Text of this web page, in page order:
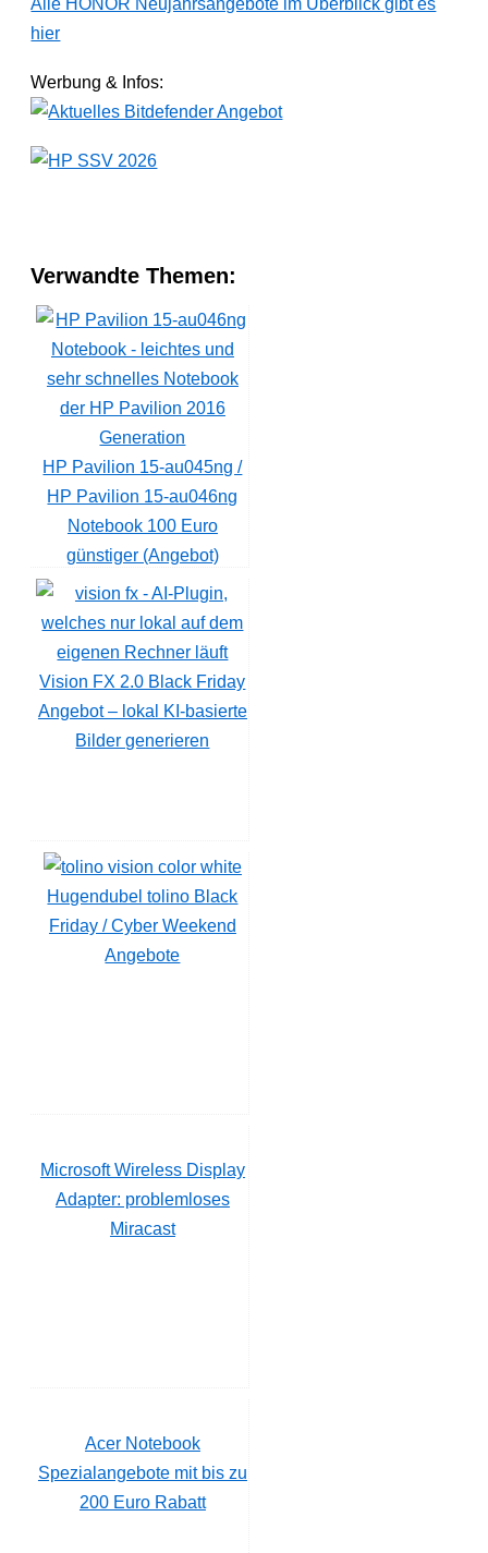
hier
Werbung & Infos:
Verwandte Themen:
HP Pavilion 15-au045ng /
HP Pavilion 15-au046ng
Notebook 100 Euro
günstiger (Angebot)
Vision FX 2.0 Black Friday
Angebot – lokal KI-basierte
Bilder generieren
Hugendubel tolino Black
Friday / Cyber Weekend
Angebote
Microsoft Wireless Display
Adapter: problemloses
Miracast
Acer Notebook
Spezialangebote mit bis zu
200 Euro Rabatt